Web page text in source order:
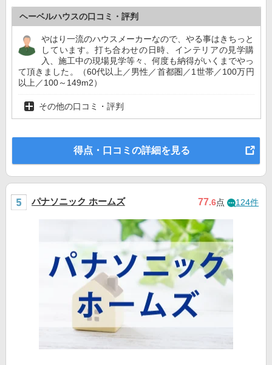
ヘーベルハウスの口コミ・評判
やはり一流のハウスメーカーなので、やる事はきちっと
しています。打ち合わせの日時、インテリアの見学購
入、施工中の現場見学等々、何度も納得がいくまでやっ
て頂きました。（60代以上／男性／首都圏／1世帯／100万円
以上／100～149m2）
その他の口コミ・評判
得点・口コミの詳細を見る
パナソニック ホームズ 77.6点 124件